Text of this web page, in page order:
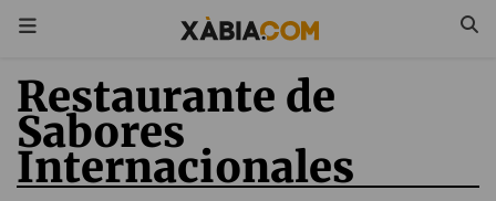
Restaurante de
Sabores
Internacionales